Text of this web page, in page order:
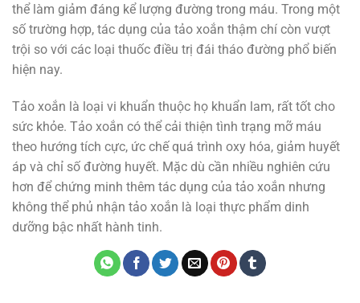
thể làm giảm đáng kể lượng đường trong máu. Trong một
số trường hợp, tác dụng của tảo xoắn thậm chí còn vượt
trội so với các loại thuốc điều trị đái tháo đường phổ biến
hiện nay.
Tảo xoắn là loại vi khuẩn thuộc họ khuẩn lam, rất tốt cho
sức khỏe. Tảo xoắn có thể cải thiện tình trạng mỡ máu
theo hướng tích cực, ức chế quá trình oxy hóa, giảm huyết
áp và chỉ số đường huyết. Mặc dù cần nhiều nghiên cứu
hơn để chứng minh thêm tác dụng của tảo xoắn nhưng
không thể phủ nhận tảo xoắn là loại thực phẩm dinh
dưỡng bậc nhất hành tinh.